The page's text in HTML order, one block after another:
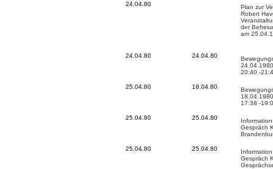
24.04.80
Plan zur
Robert
der
am
24.04.80 24.04.80
20:40 -
25.04.80 18.04.80
17:38 -
25.04.80 25.04.80
Gespräch
25.04.80 25.04.80
Gespräch